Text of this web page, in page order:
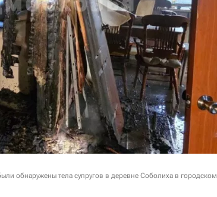
обнаружены тела супругов в деревне Соболиха в городском